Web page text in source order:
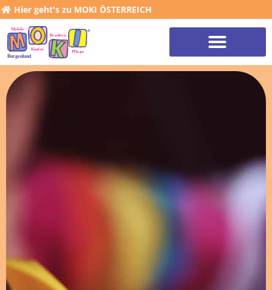
Hier geht's zu MOKI ÖSTERREICH